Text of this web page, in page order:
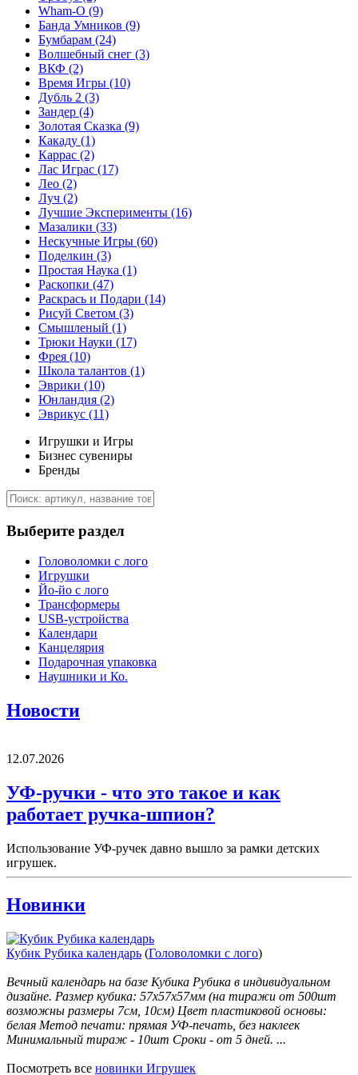
Wham-O (9)
Банда Умников (9)
Бумбарам (24)
Волшебный снег (3)
ВКФ (2)
Время Игры (10)
Дубль 2 (3)
Зандер (4)
Золотая Сказка (9)
Какаду (1)
Каррас (2)
Лас Играс (17)
Лео (2)
Луч (2)
Лучшие Эксперименты (16)
Мазалики (33)
Нескучные Игры (60)
Поделкин (3)
Простая Наука (1)
Раскопки (47)
Раскрась и Подари (14)
Рисуй Светом (3)
Смышленый (1)
Трюки Науки (17)
Фрея (10)
Школа талантов (1)
Эврики (10)
Юнландия (2)
Эврикус (11)
Игрушки и Игры
Бизнес сувениры
Бренды
Выберите раздел
Головоломки с лого
Игрушки
Йо-йо с лого
Трансформеры
USB-устройства
Календари
Канцелярия
Подарочная упаковка
Наушники и Ко.
Новости
12.07.2026
УФ-ручки - что это такое и как
работает ручка-шпион?
Использование УФ-ручек давно вышло за рамки детских
игрушек.
Новинки
Кубик Рубика календарь (Головоломки с лого)
Вечный календарь на базе Кубика Рубика в индивидуальном
дизайне. Размер кубика: 57х57х57мм (на тиражи от 500шт
возможны размеры 7см, 10см) Цвет пластиковой основы:
белая Метод печати: прямая УФ-печать, без наклеек
Минимальный тираж - 10шт Сроки - от 5 дней. ...
Посмотреть все новинки Игрушек